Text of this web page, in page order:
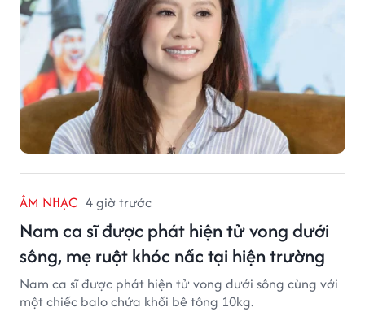
ÂM NHẠC 4 giờ trước
Nam ca sĩ được phát hiện tử vong dưới
sông, mẹ ruột khóc nấc tại hiện trường
Nam ca sĩ được phát hiện tử vong dưới sông cùng với
một chiếc balo chứa khối bê tông 10kg.